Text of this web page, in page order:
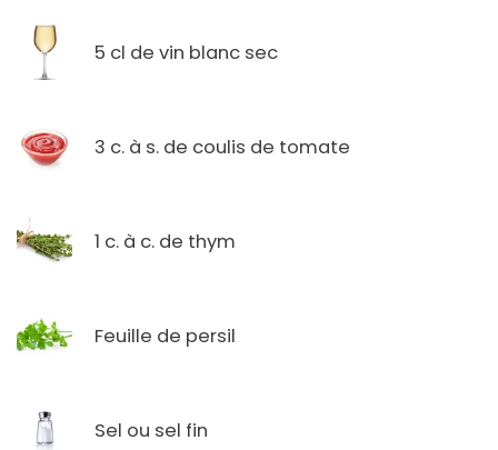
5 cl de vin blanc sec
3 c. à s. de coulis de tomate
1 c. à c. de thym
Feuille de persil
Sel ou sel fin